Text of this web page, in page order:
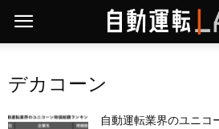
デカコーン
自動運転業界のユニコ